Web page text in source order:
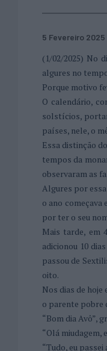
5 Fevereiro 2025
(1/02/2025) No
algures no
Porque motivo
O calendário,
solstícios,
países, nele, o
Essa distinção
tempos da
observaram as
Algures por
o ano começava
por ter o seu
Mais tarde, em
adicionou 10
passou de
oito.
Nos dias de
o parente pobre
“Bom dia Avô”,
“Olá miudagem,
“Tudo, eu